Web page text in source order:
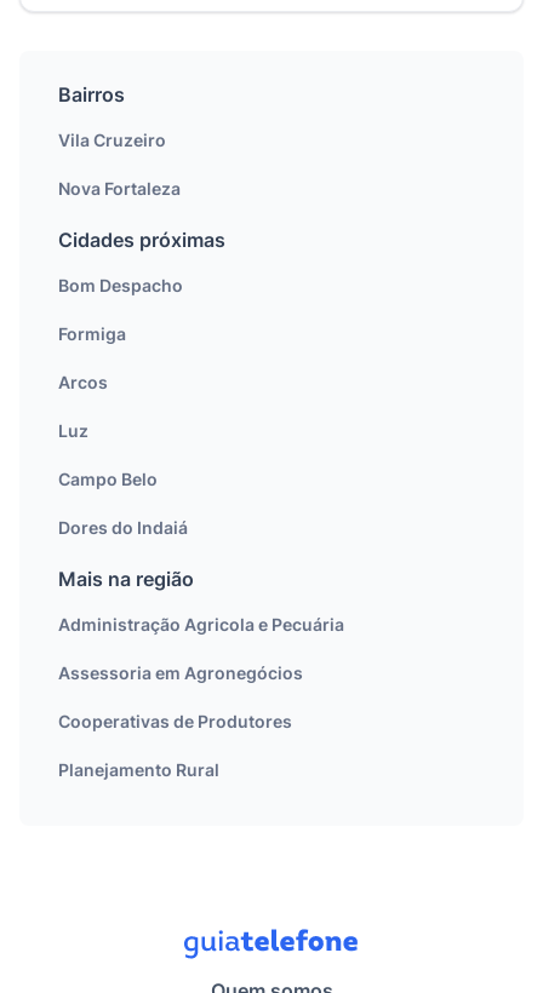
Bairros
Vila Cruzeiro
Nova Fortaleza
Cidades próximas
Bom Despacho
Formiga
Arcos
Luz
Campo Belo
Dores do Indaiá
Mais na região
Administração Agricola e Pecuária
Assessoria em Agronegócios
Cooperativas de Produtores
Planejamento Rural